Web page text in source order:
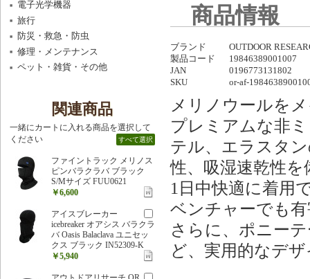
商品情報
ブランド
OUTDOOR
製品コード
19846389001007
JAN
0196773131802
SKU
or-af-
メリノウールを
プレミアムな非
テル、エラスタ
性、吸湿速乾性
1日中快適に着用
ベンチャーでも
さらに、ポニー
ど、実用的なデ
電子光学機器
旅行
防災・救急・防虫
修理・メンテナンス
ペット・雑貨・その他
関連商品
一緒にカートに入れる商品を選択して
ください
すべて選択
ファイントラック メリノス
ピンバラクラバ ブラック
S/Mサイズ FUU0621
￥6,600
アイスブレーカー
icebreaker オアシス バラクラ
バ Oasis Balaclava ユニセッ
クス ブラック IN52309-K
￥5,940